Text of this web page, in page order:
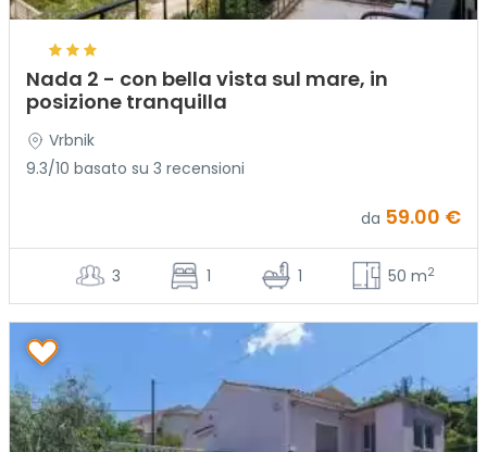
Nada 2 - con bella vista sul mare, in
posizione tranquilla
Vrbnik
9.3/10 basato su 3 recensioni
da 59.00 €
3 1 1 50 m2